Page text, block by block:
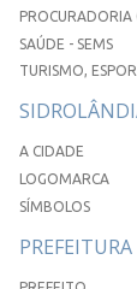
SAÚDE - SEMS
TURISMO,
A CIDADE
LOGOMARCA
SÍMBOLOS
PREFEITURA